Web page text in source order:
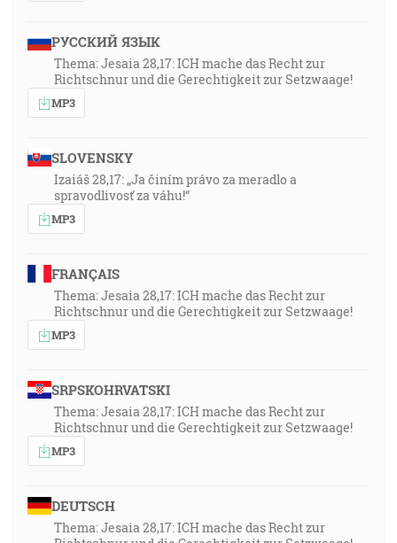
РУССКИЙ ЯЗЫК
Thema: Jesaia 28,17: ICH mache das Recht zur
Richtschnur und die Gerechtigkeit zur Setzwaage!
MP3
SLOVENSKY
Izaiáš 28,17: „Ja činím právo za meradlo a
spravodlivosť za váhu!“
MP3
FRANÇAIS
Thema: Jesaia 28,17: ICH mache das Recht zur
Richtschnur und die Gerechtigkeit zur Setzwaage!
MP3
SRPSKOHRVATSKI
Thema: Jesaia 28,17: ICH mache das Recht zur
Richtschnur und die Gerechtigkeit zur Setzwaage!
MP3
DEUTSCH
Thema: Jesaia 28,17: ICH mache das Recht zur